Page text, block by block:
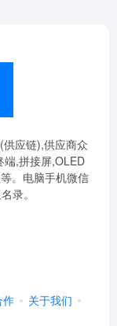
应链),供应商众
端,拼接屏,OLED
。电脑手机微信
录。
作
关于我们